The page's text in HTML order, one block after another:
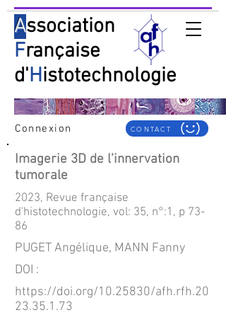
Association
Française
d'Histotechnologie
Connexion CONTACT
Imagerie 3D de l’innervation
tumorale
2023, Revue française
d'histotechnologie, vol: 35, n°:1, p 73-
86
PUGET Angélique, MANN Fanny
DOI :
https://doi.org/10.25830/afh.rfh.20
23.35.1.73